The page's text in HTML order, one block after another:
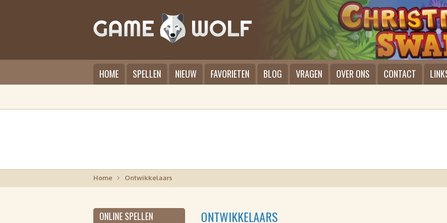
HOME SPELLEN NIEUW FAVORIETEN BLOG VRAGEN OVER ONS CONTACT
Home Ontwikkelaars
ONLINE SPELLEN ONTWIKKELAARS